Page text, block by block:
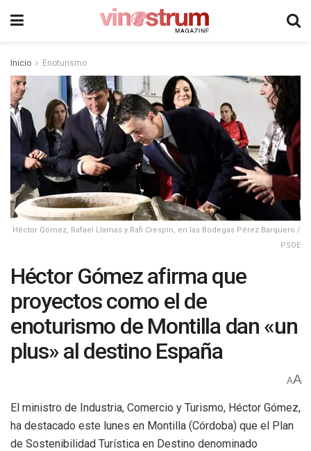
Inicio Enoturismo
Héctor Gómez, Rafael Llamas y Rafi Crespín, en las Bodegas Pérez Barquero /
PSOE
Héctor Gómez afirma que
proyectos como el de
enoturismo de Montilla dan «un
plus» al destino España
AA
El ministro de Industria, Comercio y Turismo, Héctor Gómez,
ha destacado este lunes en Montilla (Córdoba) que el Plan
de Sostenibilidad Turística en Destino denominado